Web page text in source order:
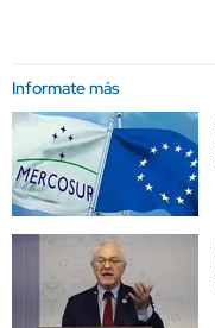
Informate más